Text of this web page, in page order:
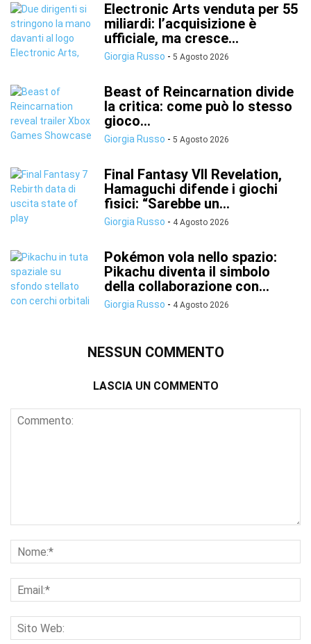
Electronic Arts venduta per 55
miliardi: l’acquisizione è
ufficiale, ma cresce...
Giorgia Russo - 5 Agosto 2026
Beast of Reincarnation divide
la critica: come può lo stesso
gioco...
Giorgia Russo - 5 Agosto 2026
Final Fantasy VII Revelation,
Hamaguchi difende i giochi
fisici: “Sarebbe un...
Giorgia Russo - 4 Agosto 2026
Pokémon vola nello spazio:
Pikachu diventa il simbolo
della collaborazione con...
Giorgia Russo - 4 Agosto 2026
NESSUN COMMENTO
LASCIA UN COMMENTO